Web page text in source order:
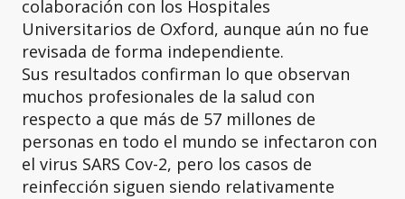
colaboración con los Hospitales
Universitarios de Oxford, aunque aún no fue
revisada de forma independiente.
Sus resultados confirman lo que observan
muchos profesionales de la salud con
respecto a que más de 57 millones de
personas en todo el mundo se infectaron con
el virus SARS Cov-2, pero los casos de
reinfección siguen siendo relativamente